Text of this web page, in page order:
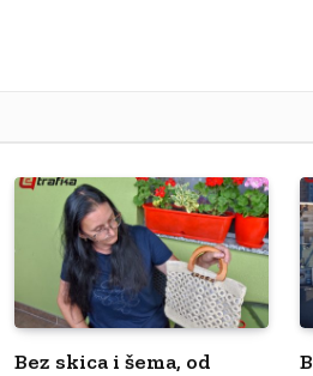
Bez skica i šema, od